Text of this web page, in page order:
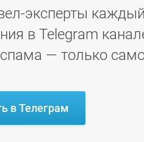
эксперты
в Telegram
— только
в Телеграм